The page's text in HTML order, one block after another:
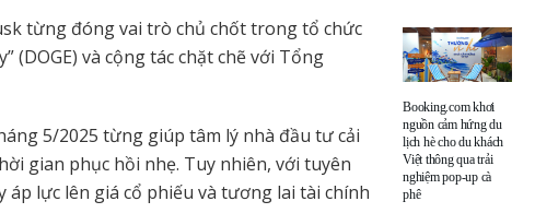
từng đóng vai trò chủ chốt trong tổ chức
(DOGE) và cộng tác chặt chẽ với Tổng
5/2025 từng giúp tâm lý nhà đầu tư cải
gian phục hồi nhẹ. Tuy nhiên, với tuyên
lực lên giá cổ phiếu và tương lai tài chính
Booking.com khơi
nguồn cảm hứng du
lịch hè cho du khách
Việt thông qua trải
nghiệm pop-up cà
phê